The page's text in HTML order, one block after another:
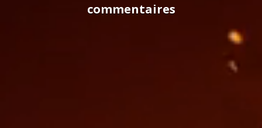
commentaires